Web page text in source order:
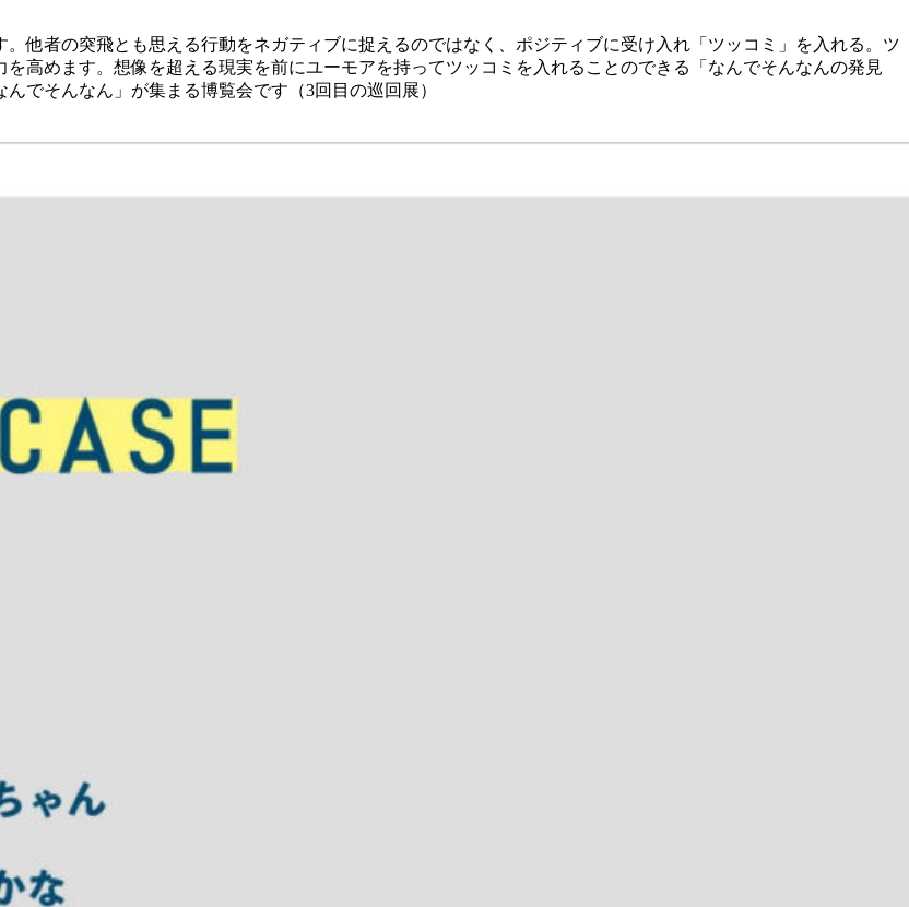
。他者の突飛とも思える行動をネガティブに捉えるのではなく、 ポジティブに受け入れ「ツッコミ」を入れる。ツ
高めます。 想像を超える現実を前にユーモアを持ってツッコミを入れることのできる「なんでそんなんの発見
んでそんなん」が集まる博覧会です（3回目の巡回展）